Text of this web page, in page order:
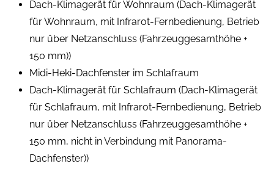
Dach-Klimagerät für Wohnraum (Dach-Klimagerät
für Wohnraum, mit Infrarot-Fernbedienung, Betrieb
nur über Netzanschluss (Fahrzeuggesamthöhe +
150 mm))
Midi-Heki-Dachfenster im Schlafraum
Dach-Klimagerät für Schlafraum (Dach-Klimagerät
für Schlafraum, mit Infrarot-Fernbedienung, Betrieb
nur über Netzanschluss (Fahrzeuggesamthöhe +
150 mm, nicht in Verbindung mit Panorama-
Dachfenster))